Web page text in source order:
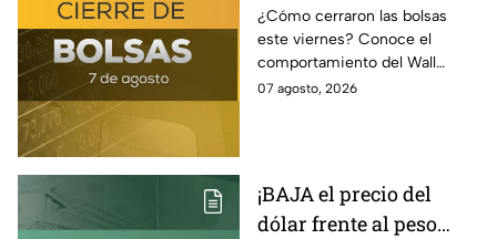
BMV y el Wall Street
hoy 7 de agosto
¿Cómo cerraron las bolsas
este viernes? Conoce el
comportamiento del Wall
Street y de la BMV, así como el
07 agosto, 2026
¡BAJA el precio del
dólar frente al peso